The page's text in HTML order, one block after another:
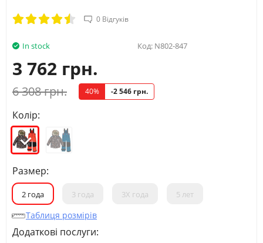
0 Відгуків
In stock Код: N802-847
3 762 грн.
6 308 грн. 40% -2 546 грн.
Колір:
Размер:
2 года 3 года 3Х года 5 лет
Таблиця розмірів
Додаткові послуги: